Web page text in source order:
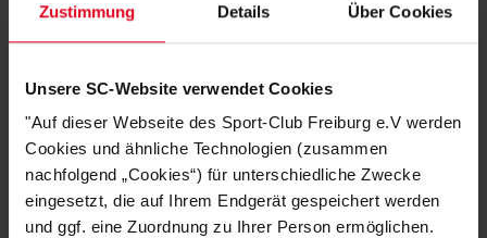
Zustimmung Details Über Cookies
Unsere SC-Website verwendet Cookies
"Auf dieser Webseite des Sport-Club Freiburg e.V werden
Cookies und ähnliche Technologien (zusammen
nachfolgend „Cookies“) für unterschiedliche Zwecke
eingesetzt, die auf Ihrem Endgerät gespeichert werden
und ggf. eine Zuordnung zu Ihrer Person ermöglichen.
HERSTELLERANGABEN
KUNDENBEWERTUNGEN (1)
Artikelnummer: 23-100080
Logistiknummer: EM000325-001